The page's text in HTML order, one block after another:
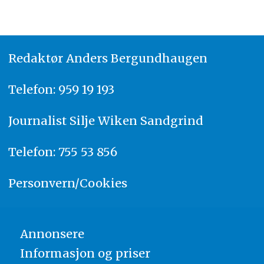
Redaktør Anders Bergundhaugen
Telefon: 959 19 193
Journalist Silje Wiken Sandgrind
Telefon: 755 53 856
Personvern/Cookies
Annonsere
Informasjon og priser